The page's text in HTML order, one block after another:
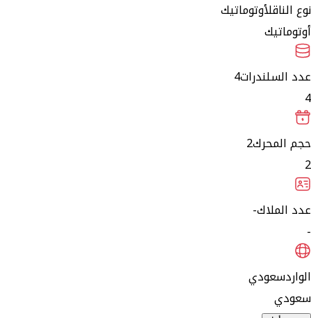
نوع الناقلأوتوماتيك
أوتوماتيك
عدد السلندرات4
4
حجم المحرك2
2
عدد الملاك-
-
الواردسعودي
سعودي